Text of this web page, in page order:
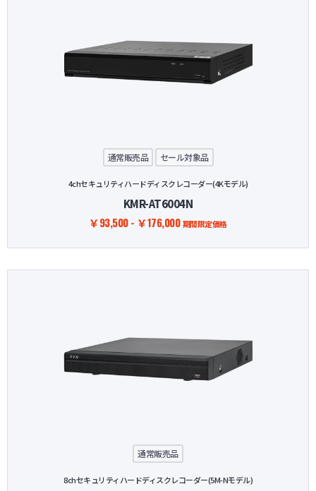
通常販売品 セール対象品
4chセキュリティハードディスクレコーダー(4Kモデル)
KMR-AT6004N
￥93,500 - ￥176,000期間限定価格
通常販売品
8chセキュリティハードディスクレコーダー(5M-Nモデル)